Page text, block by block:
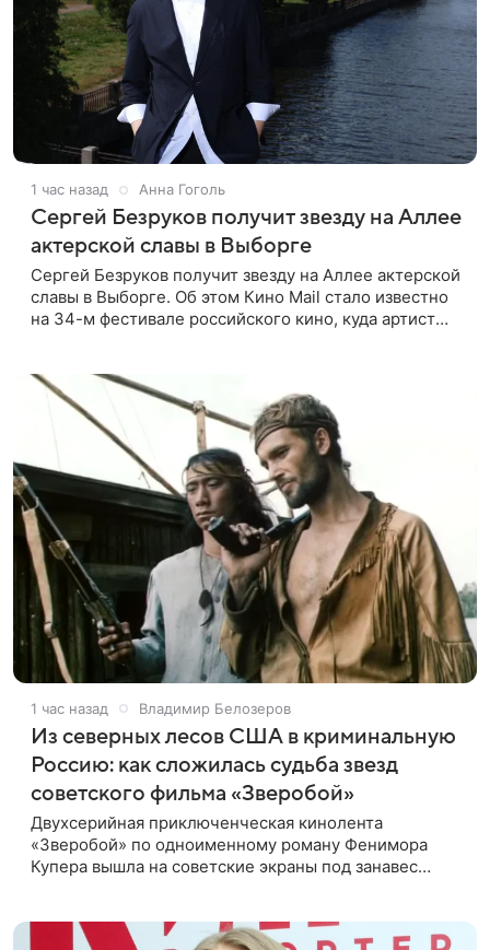
1 час назад Анна Гоголь
Сергей Безруков получит звезду на Аллее
актерской славы в Выборге
Сергей Безруков получит звезду на Аллее актерской
славы в Выборге. Об этом Кино Mail стало известно
на 34-м фестивале российского кино, куда артист
1 час назад Владимир Белозеров
Из северных лесов США в криминальную
Россию: как сложилась судьба звезд
советского фильма «Зверобой»
Двухсерийная приключенческая кинолента
«Зверобой» по одноименному роману Фенимора
Купера вышла на советские экраны под занавес